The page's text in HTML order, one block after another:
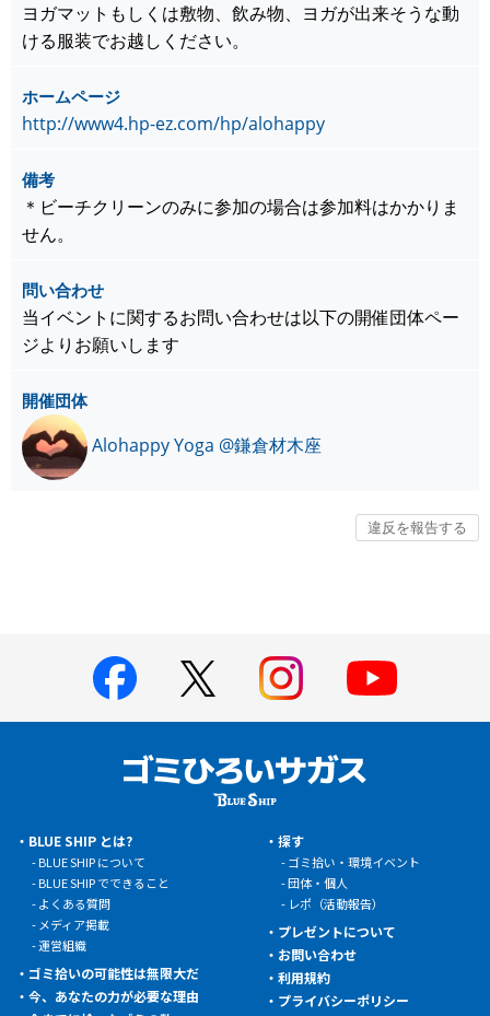
ヨガマットもしくは敷物、飲み物、ヨガが出来そうな動
ける服装でお越しください。
ホームページ
http://www4.hp-ez.com/hp/alohappy
備考
＊ビーチクリーンのみに参加の場合は参加料はかかりま
せん。
問い合わせ
当イベントに関するお問い合わせは以下の開催団体ペー
ジよりお願いします
開催団体
Alohappy Yoga @鎌倉材木座
BLUE SHIP とは?
BLUE SHIP について
BLUE SHIP でできること
よくある質問
メディア掲載
運営組織
ゴミ拾いの可能性は無限大だ
今、あなたの力が必要な理由
探す
ゴミ拾い・環境イベント
団体・個人
レポ（活動報告）
プレゼントについて
お問い合わせ
利用規約
プライバシーポリシー